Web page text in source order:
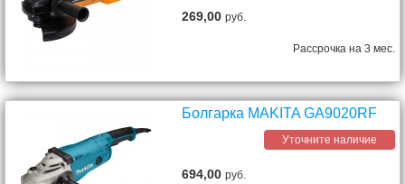
269,00руб.
Рассрочка на 3 мес.
Болгарка MAKITA GA9020RF
Уточните наличие
694,00руб.